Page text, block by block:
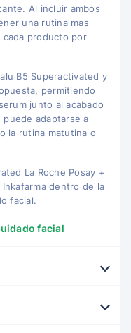
Al incluir ambos
una rutina mas
producto por
B5 Superactivated y
permitiendo
junto al acabado
puede adaptarse a
la rutina matutina o
La Roche Posay +
dentro de la
facial.
facial